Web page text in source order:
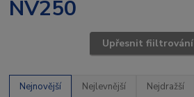
NV250
Upřesnit fiiltrování
Nejnovější Nejlevnější Nejdražší